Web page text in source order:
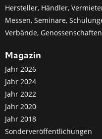
Hersteller, Händler,
Messen, Seminare,
Verbände, Genossenschaften
Magazin
Jahr 2026
Jahr 2024
Jahr 2022
Jahr 2020
Jahr 2018
Sonderveröffentlichungen